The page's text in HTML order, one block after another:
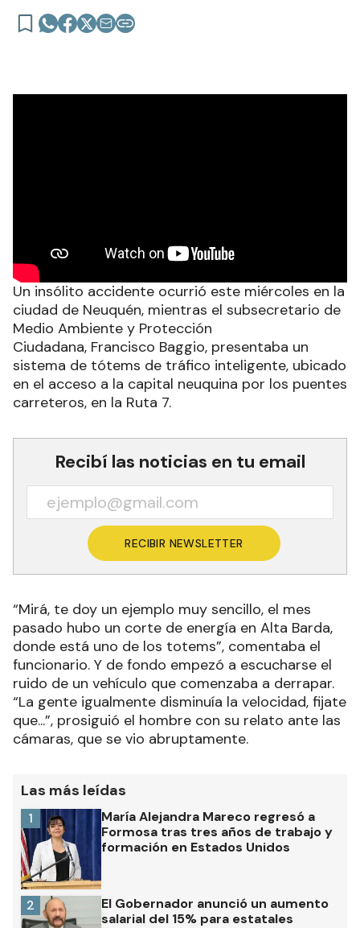
Un insólito accidente ocurrió este miércoles en la
ciudad de Neuquén, mientras el subsecretario de
Medio Ambiente y Protección
Ciudadana, Francisco Baggio, presentaba un
sistema de tótems de tráfico inteligente, ubicado
en el acceso a la capital neuquina por los puentes
carreteros, en la Ruta 7.
Recibí las noticias en tu email
RECIBIR NEWSLETTER
“Mirá, te doy un ejemplo muy sencillo, el mes
pasado hubo un corte de energía en Alta Barda,
donde está uno de los totems”, comentaba el
funcionario. Y de fondo empezó a escucharse el
ruido de un vehículo que comenzaba a derrapar.
“La gente igualmente disminuía la velocidad, fijate
que...”, prosiguió el hombre con su relato ante las
cámaras, que se vio abruptamente.
Las más leídas
María Alejandra Mareco regresó a
Formosa tras tres años de trabajo y
formación en Estados Unidos
1
El Gobernador anunció un aumento
salarial del 15% para estatales
2